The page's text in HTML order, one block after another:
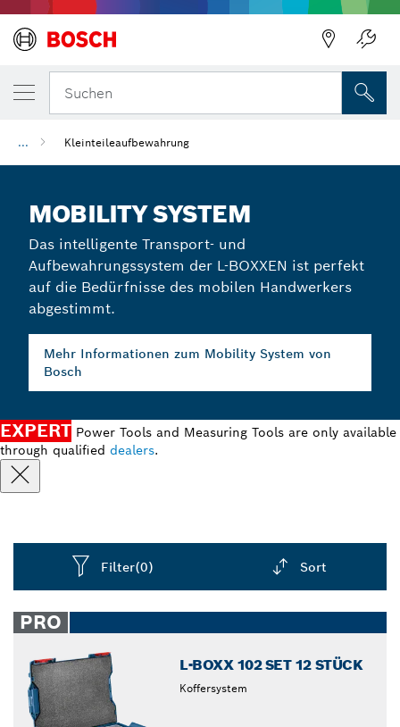
Suchen
... Kleinteileaufbewahrung
MOBILITY SYSTEM
Das intelligente Transport- und
Aufbewahrungssystem der L-BOXXEN ist perfekt
auf die Bedürfnisse des mobilen Handwerkers
abgestimmt.
Mehr Informationen zum Mobility System von
Bosch
EXPERT Power Tools and Measuring Tools are only available
through qualified dealers.
Filter(0) Sort
closed
PRO
L-BOXX 102 SET 12 STÜCK
Koffersystem